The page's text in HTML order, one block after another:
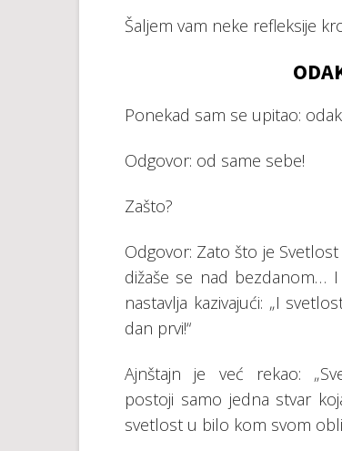
Šaljem vam neke refleksije
Ponekad sam se upitao:
Odgovor: od same sebe!
Zašto?
Odgovor: Zato što je Svetlost
dižaše se nad bezdanom…
nastavlja kazivajući: „I
dan prvi!“
Ajnštajn je već rekao:
postoji samo jedna stvar
svetlost u bilo kom svom